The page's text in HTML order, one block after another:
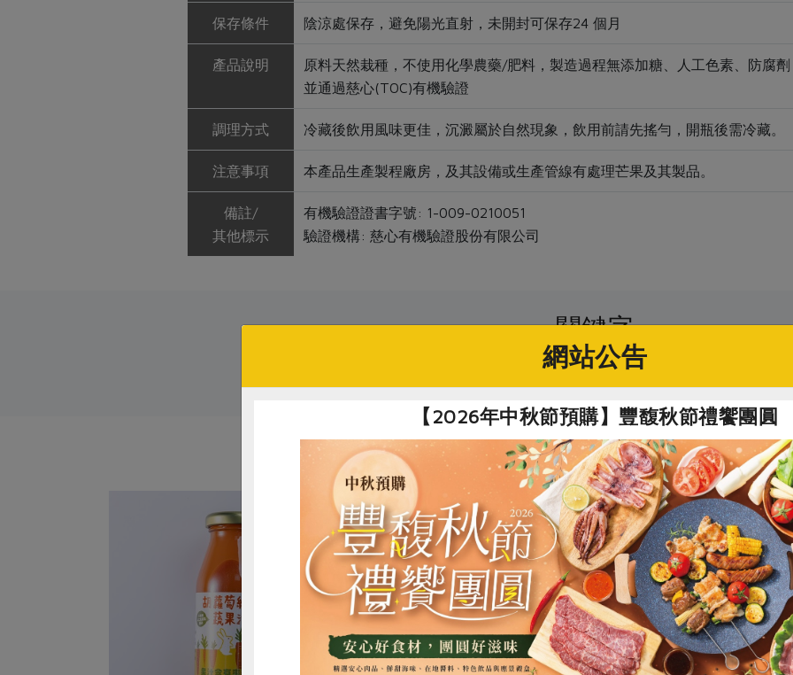
保存條件 陰涼處保存，避免陽光直射，未開封可保存24 個月
產品說明
原料天然栽種，不使用化學農藥/肥料，製造過程無添加糖、人工色素、防腐
並通過慈心(TOC)有機驗證
調理方式 冷藏後飲用風味更佳，沉澱屬於自然現象，飲用前請先搖勻，開瓶後需冷藏。
注意事項 本產品生產製程廠房，及其設備或生產管線有處理芒果及其製品。
備註/
其他標示
有機驗證證書字號: 1-009-0210051
驗證機構: 慈心有機驗證股份有限公司
關鍵字
# 飲品
你可能有興趣的產品
網站公告
【2026年中秋節預購】豐馥秋節禮饗團圓